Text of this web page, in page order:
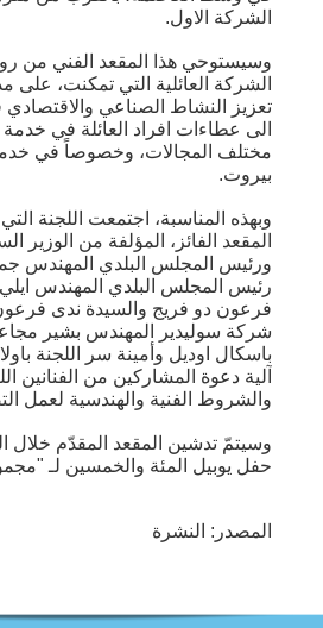
الشركة الاول.
وسيستوحي هذا المقعد الفني من
تعزيز النشاط الصناعي والاقتصادي
الى عطاءات افراد العائلة في
مختلف المجالات، وخصوصاً في
بيروت.
وبهذه المناسبة، اجتمعت اللجنة
المقعد الفائز، المؤلفة من
ورئيس المجلس البلدي المهندس
رئيس المجلس البلدي المهندس ايلي
فرعون دو فريج والسيدة ندى
شركة سوليدير المهندس بشير
باسكال اوديل وأمينة سر اللجنة
آلية دعوة المشاركين من الفنانين
والشروط الفنية والهندسية لعمل
وسيتمّ تدشين المقعد المقدّم خلال
حفل يوبيل المئة والخمسين لـ
المصدر: النشرة